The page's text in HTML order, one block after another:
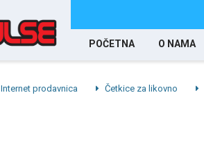
POČETNA O NAMA
Internet prodavnica Četkice za likovno